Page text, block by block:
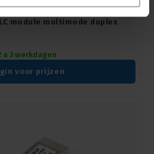
module multimode duplex
3 werkdagen
voor prijzen